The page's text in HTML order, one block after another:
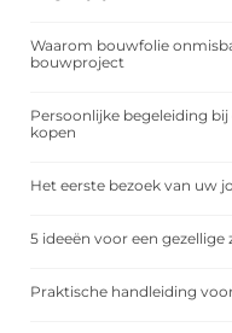
Waarom bouwfolie
bouwproject
Persoonlijke begeleiding
kopen
Het eerste bezoek van uw
5 ideeën voor een
Praktische handleiding